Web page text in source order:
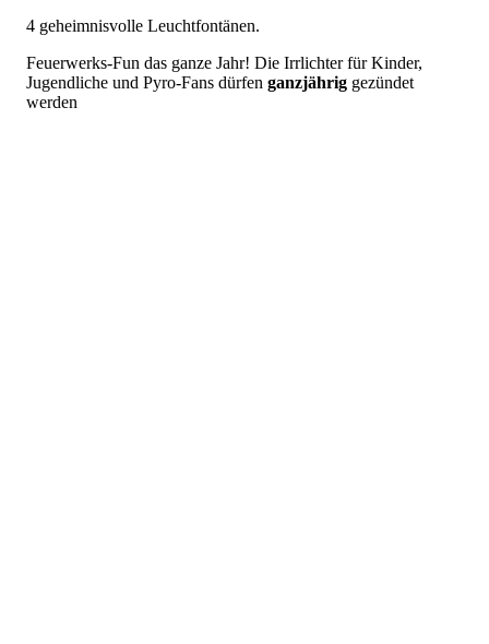
4 geheimnisvolle Leuchtfontänen.
Feuerwerks-Fun das ganze Jahr! Die Irrlichter für Kinder,
Jugendliche und Pyro-Fans dürfen ganzjährig gezündet
werden